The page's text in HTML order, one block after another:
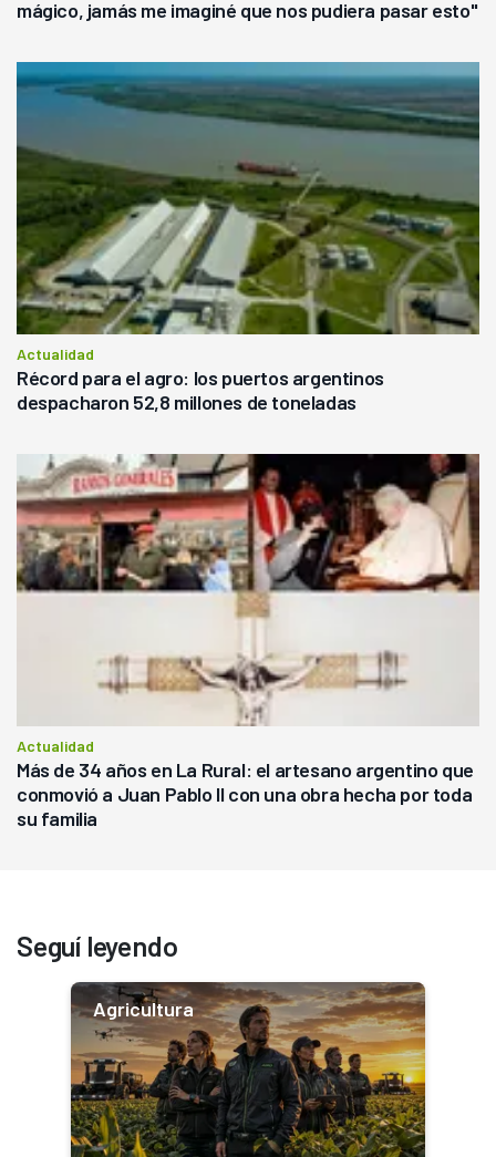
mágico, jamás me imaginé que nos pudiera pasar esto"
Actualidad
Récord para el agro: los puertos argentinos
despacharon 52,8 millones de toneladas
Actualidad
Más de 34 años en La Rural: el artesano argentino que
conmovió a Juan Pablo II con una obra hecha por toda
su familia
Seguí leyendo
Agricultura